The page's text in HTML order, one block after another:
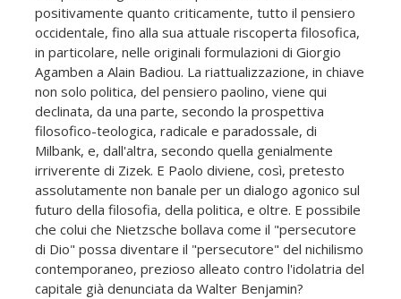
positivamente quanto criticamente, tutto il pensiero
occidentale, fino alla sua attuale riscoperta filosofica,
in particolare, nelle originali formulazioni di Giorgio
Agamben a Alain Badiou. La riattualizzazione, in chiave
non solo politica, del pensiero paolino, viene qui
declinata, da una parte, secondo la prospettiva
filosofico-teologica, radicale e paradossale, di
Milbank, e, dall'altra, secondo quella genialmente
irriverente di Zizek. E Paolo diviene, così, pretesto
assolutamente non banale per un dialogo agonico sul
futuro della filosofia, della politica, e oltre. E possibile
che colui che Nietzsche bollava come il "persecutore
di Dio" possa diventare il "persecutore" del nichilismo
contemporaneo, prezioso alleato contro l'idolatria del
capitale già denunciata da Walter Benjamin?